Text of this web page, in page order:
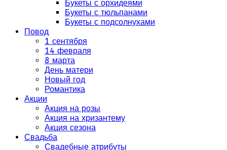
Букеты с орхидеями
Букеты с тюльпанами
Букеты с подсолнухами
Повод
1 сентября
14 февраля
8 марта
День матери
Новый год
Романтика
Акции
Акция на розы
Акция на хризантему
Акция сезона
Свадьба
Свадебные атрибуты